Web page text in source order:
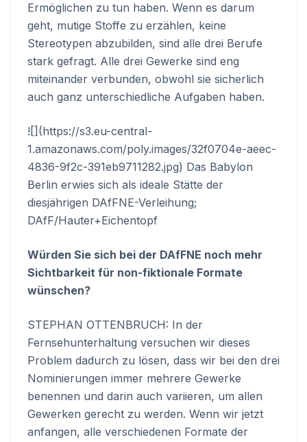
Ermöglichen zu tun haben. Wenn es darum
geht, mutige Stoffe zu erzählen, keine
Stereotypen abzubilden, sind alle drei Berufe
stark gefragt. Alle drei Gewerke sind eng
miteinander verbunden, obwohl sie sicherlich
auch ganz unterschiedliche Aufgaben haben.
![](https://s3.eu-central-
1.amazonaws.com/poly.images/32f0704e-aeec-
4836-9f2c-391eb9711282.jpg) Das Babylon
Berlin erwies sich als ideale Stätte der
diesjährigen DAfFNE-Verleihung;
DAfF/Hauter+Eichentopf
Würden Sie sich bei der DAfFNE noch mehr
Sichtbarkeit für non-fiktionale Formate
wünschen?
STEPHAN OTTENBRUCH: In der
Fernsehunterhaltung versuchen wir dieses
Problem dadurch zu lösen, dass wir bei den drei
Nominierungen immer mehrere Gewerke
benennen und darin auch variieren, um allen
Gewerken gerecht zu werden. Wenn wir jetzt
anfangen, alle verschiedenen Formate der